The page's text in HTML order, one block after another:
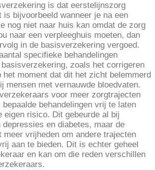
is dat eerstelijnszorg
is bijvoorbeeld wanneer je na een
nog niet naar huis kan omdat de zorg
naar een verpleeghuis moeten, dan
in de basisverzekering vergoed.
specifieke behandelingen
zoals het corrigeren
het moment dat dit het zicht belemmerd
mensen met vernauwde bloedvaten.
voor meer zorgtrajecten
behandelingen vrij te laten
eigen risico. Dit gebeurde al bij
en diabetes, maar de
vrijheden om andere trajecten
aan te bieden. Dit is echter geheel
en kan om die reden verschillen